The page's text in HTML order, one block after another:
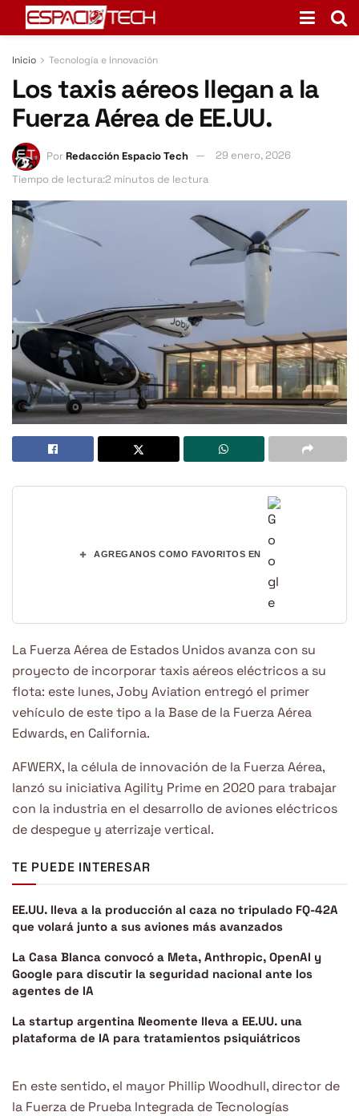
Inicio Tecnología e Innovación
Los taxis aéreos llegan a la
Fuerza Aérea de EE.UU.
PorRedacción Espacio Tech
29 enero, 2026
Tiempo de lectura:2 minutos de lectura
+ AGREGANOS COMO FAVORITOS EN
La Fuerza Aérea de Estados Unidos avanza con su
proyecto de incorporar taxis aéreos eléctricos a su
flota: este lunes, Joby Aviation entregó el primer
vehículo de este tipo a la Base de la Fuerza Aérea
Edwards, en California.
AFWERX, la célula de innovación de la Fuerza Aérea,
lanzó su iniciativa Agility Prime en 2020 para trabajar
con la industria en el desarrollo de aviones eléctricos
de despegue y aterrizaje vertical.
TE PUEDE INTERESAR
EE.UU. lleva a la producción al caza no tripulado FQ-42A
que volará junto a sus aviones más avanzados
La Casa Blanca convocó a Meta, Anthropic, OpenAI y
Google para discutir la seguridad nacional ante los
agentes de IA
La startup argentina Neomente lleva a EE.UU. una
plataforma de IA para tratamientos psiquiátricos
En este sentido, el mayor Phillip Woodhull, director de
la Fuerza de Prueba Integrada de Tecnologías